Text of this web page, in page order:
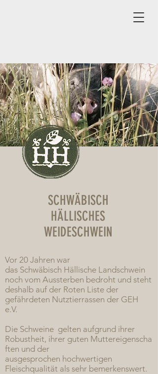
SCHWÄBISCH
HÄLLISCHES
WEIDESCHWEIN
Vor 20 Jahren war
das Schwäbisch Hällische Landschwein
noch vom Aussterben bedroht und steht
deshalb auf der Roten Liste der
gefährdeten Nutztierrassen der GEH
e.V.
Die Schweine gelten aufgrund ihrer
Robustheit, ihrer guten Muttereigenscha
ften und der
ausgesprochen hochwertigen
Fleischqualität als sehr bemerkenswert.